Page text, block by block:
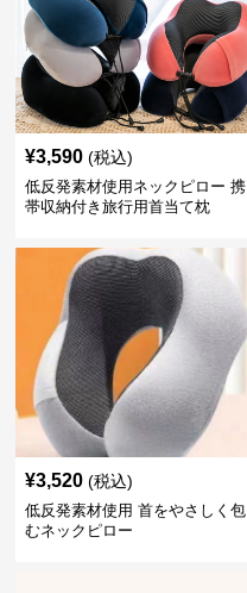
¥3,590 (税込)
低反発素材使用ネックピロー 携
帯収納付き旅行用首当て枕
¥3,520 (税込)
低反発素材使用 首をやさしく包
むネックピロー